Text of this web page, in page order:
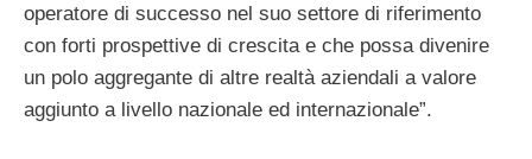
operatore di successo nel suo settore di riferimento
con forti prospettive di crescita e che possa divenire
un polo aggregante di altre realtà aziendali a valore
aggiunto a livello nazionale ed internazionale”.